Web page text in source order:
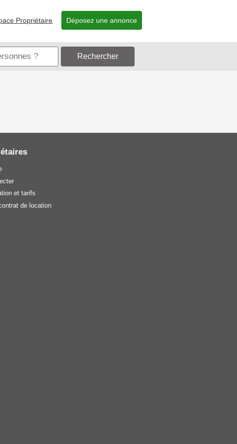
Propriétaire Déposez une annonce
Rechercher
et tarifs
de location